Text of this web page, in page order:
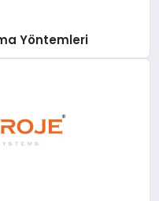
Yöntemleri